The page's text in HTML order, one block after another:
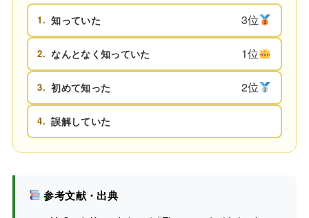
1. 知っていた 3位
2. なんとなく知っていた 1位
3. 初めて知った 2位
4. 誤解していた
参考文献・出典